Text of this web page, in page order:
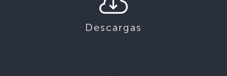
Descargas